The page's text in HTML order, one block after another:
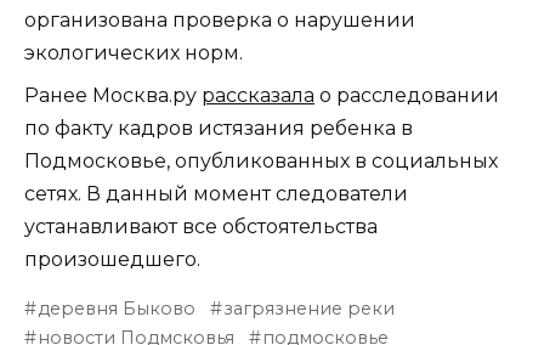
организована проверка о нарушении
экологических норм.
Ранее Москва.ру рассказала о расследовании
по факту кадров истязания ребенка в
Подмосковье, опубликованных в социальных
сетях. В данный момент следователи
устанавливают все обстоятельства
произошедшего.
деревня Быково
загрязнение реки
новости Подмсковья
подмосковье